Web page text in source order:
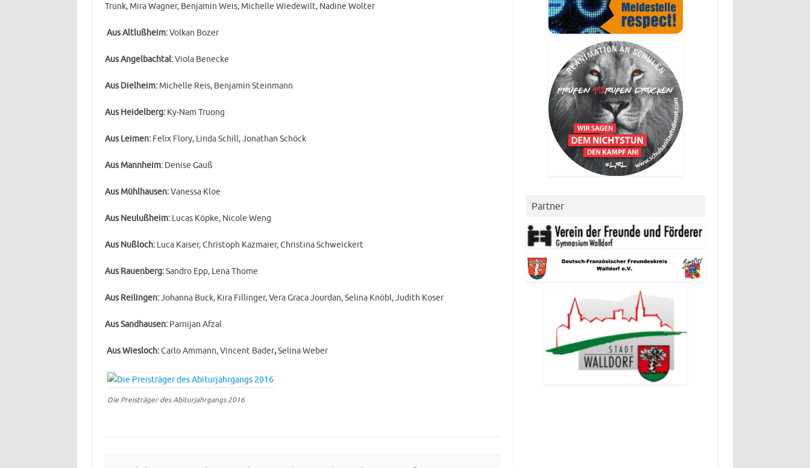
Trunk, Mira Wagner, Benjamin Weis, Michelle Wiedewilt, Nadine Wolter
Aus Altlußheim:Volkan Bozer
Aus Angelbachtal:Viola Benecke
Aus Dielheim:Michelle Reis, Benjamin Steinmann
Aus Heidelberg:Ky-Nam Truong
Aus Leimen:Felix Flory, Linda Schill, Jonathan Schöck
Aus Mannheim:Denise Gauß
Aus Mühlhausen:Vanessa Kloe
Aus Neulußheim:Lucas Köpke, Nicole Weng
Aus Nußloch:Luca Kaiser, Christoph Kazmaier, Christina Schweickert
Aus Rauenberg:Sandro Epp, Lena Thome
Aus Reilingen:Johanna Buck, Kira Fillinger, Vera Graca Jourdan, Selina Knöbl, Judith Koser
Aus Sandhausen:Parnijan Afzal
Aus Wiesloch:Carlo Ammann, Vincent Bader,Selina Weber
Die Preisträger des Abiturjahrgangs 2016
Partner